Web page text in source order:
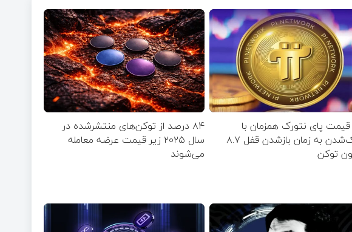
پای نتورک همزمان با
نزدیک‌شدن به زمان بازشدن قفل ۸.۷
توکن
۸۴ درصد از توکن‌های منتشر‌شده در
سال ۲۰۲۵ زیر قیمت عرضه معامله
می‌شوند